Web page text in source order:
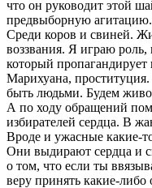
что он руководит этой
предвыборную
Среди коров и свиней.
воззвания. Я играю роль,
который пропагандирует
Марихуана,
быть людьми. Будем
А по ходу обращений
избирателей сердца. В
Вроде и ужасные какие-
Они выдирают сердца и
о том, что если ты
веру принять какие-